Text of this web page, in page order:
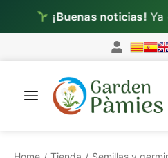
¡Buenas noticias!Ya